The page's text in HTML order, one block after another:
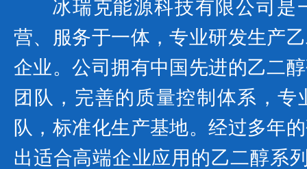
冰瑞克能源科技有限公司是
营、服务于一体，专业研发生产
企业。公司拥有中国先进的乙二
团队，完善的质量控制体系，
队，标准化生产基地。经过多年
出适合高端企业应用的乙二醇系